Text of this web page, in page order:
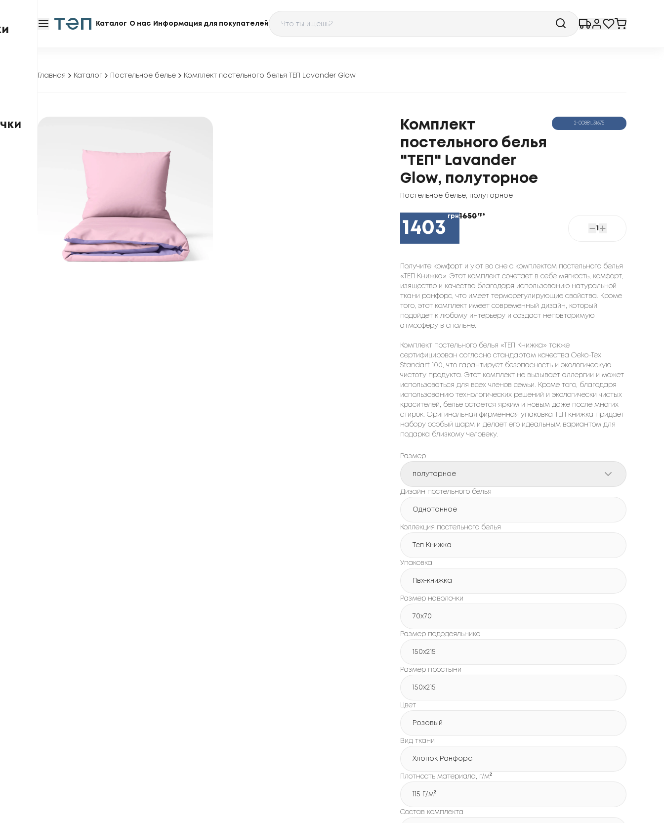
Каталог О нас Информация для покупателей
Главная Каталог Постельное белье Комплект постельного белья ТЕП Lavander Glow
Комплект
постельного белья
"ТЕП" Lavander
Glow, полуторное
Постельное белье полуторное
2-00881_31675
1403
грн1650 грн
1
Получите комфорт и уют во сне с комплектом постельного белья
«ТЕП Книжка». Этот комплект сочетает в себе мягкость, комфорт,
изящество и качество благодаря использованию натуральной
ткани ранфорс, что имеет терморегулирующие свойства. Кроме
того, этот комплект имеет современный дизайн, который
подойдет к любому интерьеру и создаст неповторимую
атмосферу в спальне.
Комплект постельного белья «ТЕП Книжка» также
сертифицирован согласно стандартам качества Oeko-Tex
Standart 100, что гарантирует безопасность и экологическую
чистоту продукта. Этот комплект не вызывает аллергии и может
использоваться для всех членов семьи. Кроме того, благодаря
использованию технологических решений и экологически чистых
красителей, белье остается ярким и новым даже после многих
стирок. Оригинальная фирменная упаковка ТЕП книжка придает
набору особый шарм и делает его идеальным вариантом для
подарка близкому человеку.
Размер
полуторное
Дизайн постельного белья
Однотонное
Коллекция постельного белья
Теп Книжка
Упаковка
Пвх-книжка
Размер наволочки
70x70
Размер пододеяльника
150х215
Размер простыни
150х215
Цвет
Розовый
Вид ткани
Хлопок Ранфорс
Плотность материала, г/м²
115 Г/м²
Состав комплекта